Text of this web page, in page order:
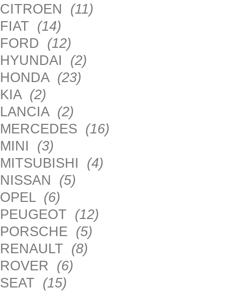
CITROEN (11)
FIAT (14)
FORD (12)
HYUNDAI (2)
HONDA (23)
KIA (2)
LANCIA (2)
MERCEDES (16)
MINI (3)
MITSUBISHI (4)
NISSAN (5)
OPEL (6)
PEUGEOT (12)
PORSCHE (5)
RENAULT (8)
ROVER (6)
SEAT (15)